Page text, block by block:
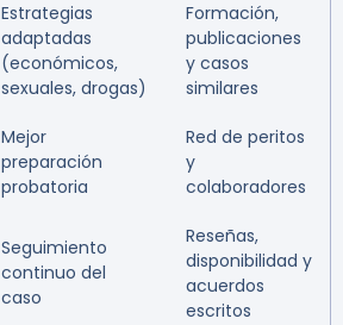
Estrategias
adaptadas
(económicos,
sexuales, drogas)
Formación,
publicaciones
y casos
similares
Mejor
preparación
probatoria
Red de peritos
y
colaboradores
Seguimiento
continuo del
caso
Reseñas,
disponibilidad y
acuerdos
escritos